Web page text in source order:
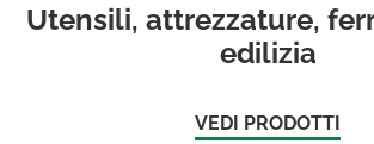
Utensili, attrezzature,
edilizia
VEDI PRODOTTI